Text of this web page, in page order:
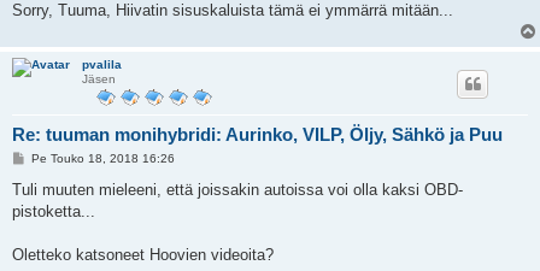
Sorry, Tuuma, Hiivatin sisuskaluista tämä ei ymmärrä mitään...
pvalila
Jäsen
Re: tuuman monihybridi: Aurinko, VILP, Öljy, Sähkö ja Puu
V
e
t
Pe Touko 18, 2018 16:26
Tuli muuten mieleeni, että joissakin autoissa voi olla kaksi OBD-
pistoketta...
Oletteko katsoneet Hoovien videoita?